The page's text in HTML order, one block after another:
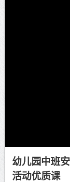
幼儿园中班
活动优质课